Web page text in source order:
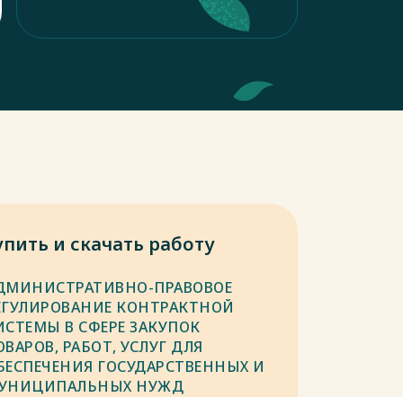
и скачать работу
ПРАВОВОЕ
КОНТРАКТНОЙ
В СФЕРЕ ЗАКУПОК
РАБОТ, УСЛУГ ДЛЯ
ГОСУДАРСТВЕННЫХ И
НУЖД